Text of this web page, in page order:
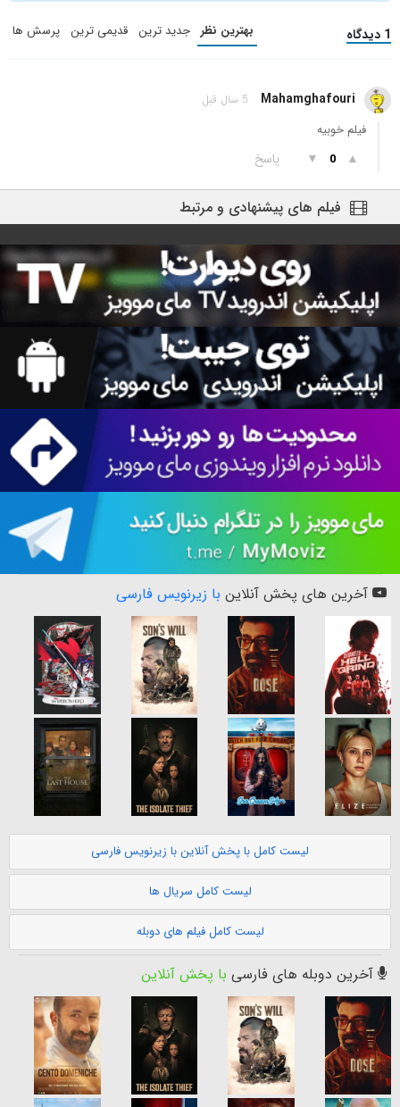
1 دیدگاه بهترین نظر جدید ترین قدیمی ترین پرسش ها
Mahamghafouri 5 سال قبل
فیلم خوبیه
▲
0
▼ پاسخ
فیلم های پیشنهادی و مرتبط
آخرین های پخش آنلاین با زیرنویس فارسی
لیست کامل با پخش آنلاین با زیرنویس فارسی
لیست کامل سریال ها
لیست کامل فیلم های دوبله
آخرین دوبله های فارسی با پخش آنلاین